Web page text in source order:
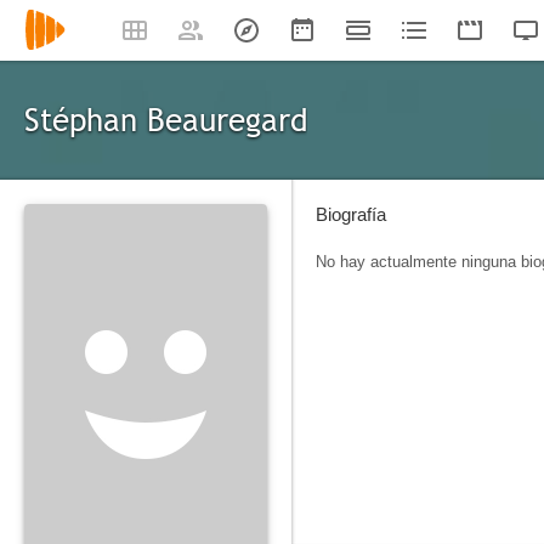
Stéphan Beauregard
Biografía
No hay actualmente ninguna